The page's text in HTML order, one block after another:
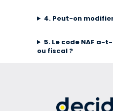
4. Peut-on
5. Le code NAF a-
ou fiscal ?